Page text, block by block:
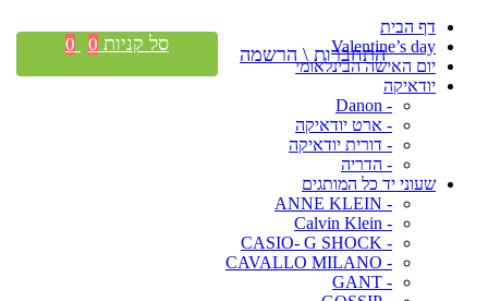
דף הבית
Valentine’s day
יום האישה הבינלאומי
יודאיקה
- Danon
- ארט יודאיקה
- דורית יודאיקה
- הדריה
שעוני יד כל המותגים
- ANNE KLEIN
- Calvin Klein
- CASIO- G SHOCK
- CAVALLO MILANO
- GANT
התחברות \ הרשמה סל קניות 0
0